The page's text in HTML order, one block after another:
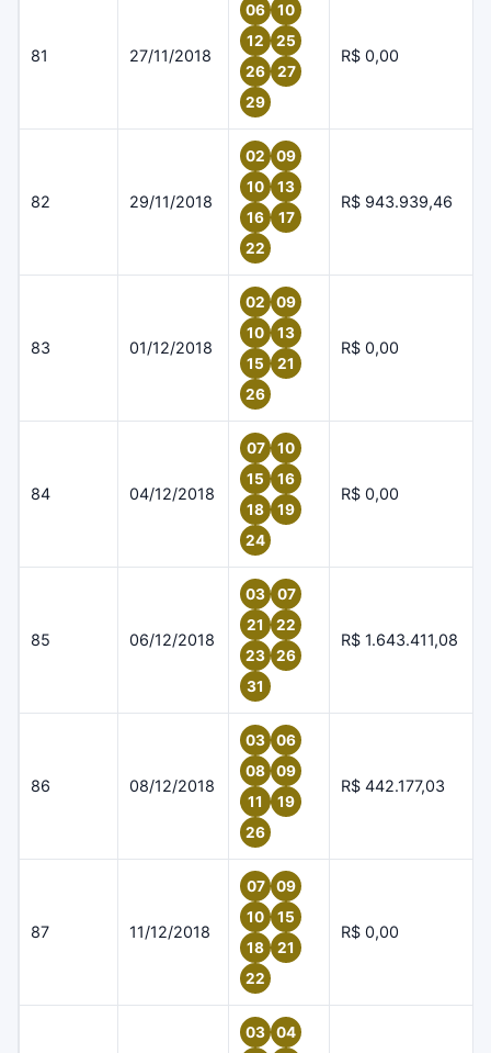
81 27/11/2018
06
10
12
25
26
27
29
R$ 0,00
82 29/11/2018
02
09
10
13
16
17
22
R$ 943.939,46
83 01/12/2018
02
09
10
13
15
21
26
R$ 0,00
84 04/12/2018
07
10
15
16
18
19
24
R$ 0,00
85 06/12/2018
03
07
21
22
23
26
31
R$ 1.643.411,08
86 08/12/2018
03
06
08
09
11
19
26
R$ 442.177,03
87 11/12/2018
07
09
10
15
18
21
22
R$ 0,00
03
04